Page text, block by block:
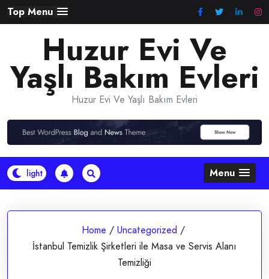
Skip
to
Top Menu
Huzur Evi Ve
Yaşlı Bakım Evleri
Huzur Evi Ve Yaşlı Bakım Evleri
Menu
Home / Uncategorized /
İstanbul Temizlik Şirketleri ile Masa ve Servis Alanı
Temizliği